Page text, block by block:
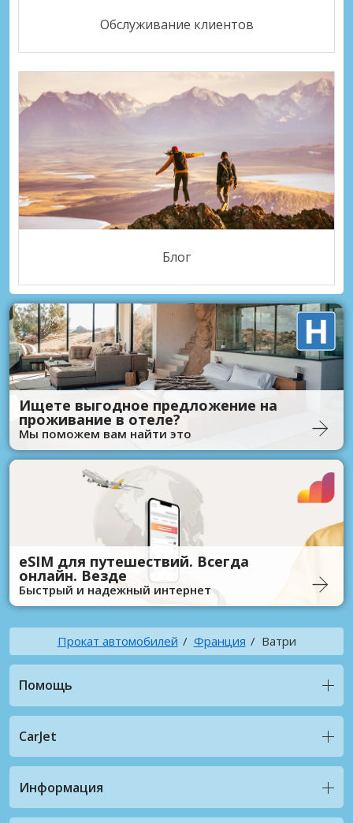
Обслуживание клиентов
Блог
Ищете выгодное предложение на
проживание в отеле?
Мы поможем вам найти это
eSIM для путешествий. Всегда
онлайн. Везде
Быстрый и надежный интернет
Прокат автомобилей Франция Ватри
Помощь
CarJet
Информация